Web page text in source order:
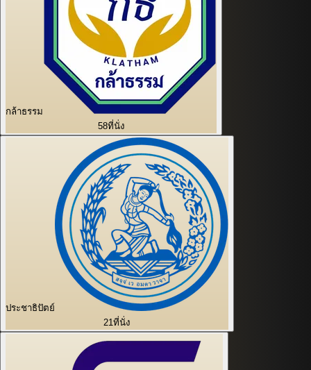
กล้าธรรม
58ที่นั่ง
ประชาธิปัตย์
21ที่นั่ง